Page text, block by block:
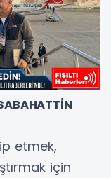
etmek,
için